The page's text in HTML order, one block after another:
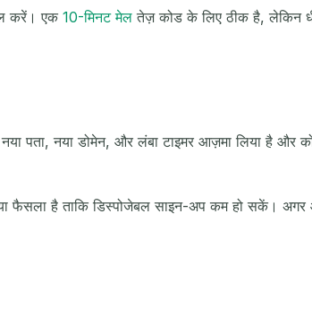
करें। एक 10-मिनट मेल तेज़ कोड के लिए ठीक है, लेकिन
पता, नया डोमेन, और लंबा टाइमर आज़मा लिया है और
है ताकि डिस्पोजेबल साइन-अप कम हो सकें। अगर